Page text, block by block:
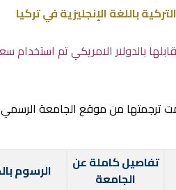
باللغة الإنجليزية في تركيا
ادناه بالليرة التركية لعام 2024 ما يقابلها بالدولار الامريكي تم
ترجمتها من موقع الجامعة الرسمي
تفاصيل كاملة عن
الجامعة
الرسوم